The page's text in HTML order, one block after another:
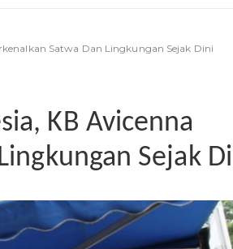
Satwa Dan Lingkungan Sejak Dini
KB Avicenna
Sejak